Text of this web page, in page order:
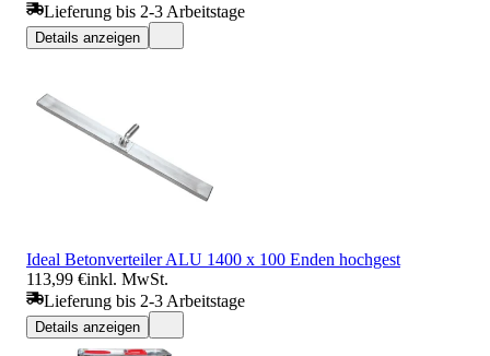
Lieferung bis 2-3 Arbeitstage
Details anzeigen
Ideal Betonverteiler ALU 1400 x 100 Enden hochgest
113,99 €inkl. MwSt.
Lieferung bis 2-3 Arbeitstage
Details anzeigen